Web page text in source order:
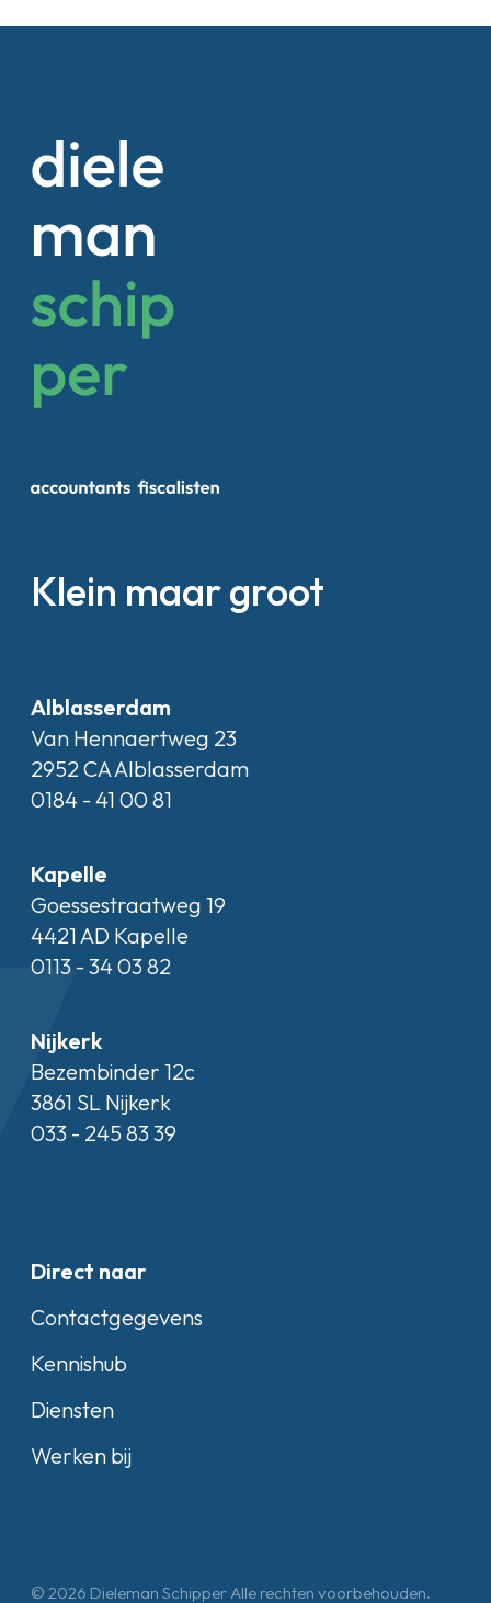
Klein maar groot
Alblasserdam
Van Hennaertweg 23
2952 CA Alblasserdam
0184 - 41 00 81
Kapelle
Goessestraatweg 19
4421 AD Kapelle
0113 - 34 03 82
Nijkerk
Bezembinder 12c
3861 SL Nijkerk
033 - 245 83 39
Direct naar
Contactgegevens
Kennishub
Diensten
Werken bij
© 2026 Dieleman Schipper Alle rechten voorbehouden.